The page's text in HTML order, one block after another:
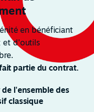
en bénéficiant
et d'outils
partie du contrat.
l'ensemble des
classique